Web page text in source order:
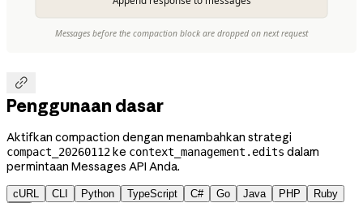

Penggunaan dasar
Aktifkan compaction dengan menambahkan strategi
compact_20260112ke context_management.edits dalam
permintaan Messages API Anda.
cURL CLI Python TypeScript C# Go Java PHP Ruby